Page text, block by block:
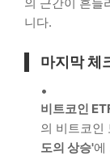
니다.
마지막 체
비트코인
의 비트코인
도의 상승'에